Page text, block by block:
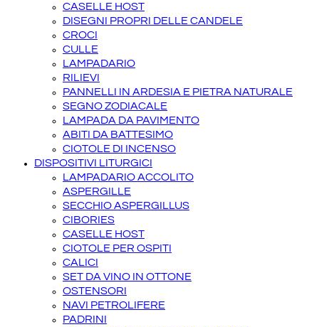
CASELLE HOST
DISEGNI PROPRI DELLE CANDELE
CROCI
CULLE
LAMPADARIO
RILIEVI
PANNELLI IN ARDESIA E PIETRA NATURALE
SEGNO ZODIACALE
LAMPADA DA PAVIMENTO
ABITI DA BATTESIMO
CIOTOLE DI INCENSO
DISPOSITIVI LITURGICI
LAMPADARIO ACCOLITO
ASPERGILLE
SECCHIO ASPERGILLUS
CIBORIES
CASELLE HOST
CIOTOLE PER OSPITI
CALICI
SET DA VINO IN OTTONE
OSTENSORI
NAVI PETROLIFERE
PADRINI